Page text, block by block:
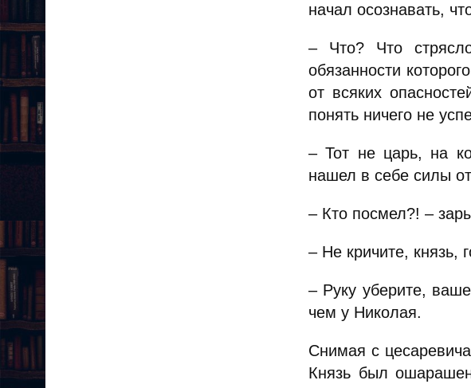
начал осознавать,
– Что? Что
обязанности
от всяких
понять ничего не
– Тот не царь, на
нашел в себе силы
– Кто посмел?! –
– Не кричите, князь,
– Руку уберите,
чем у Николая.
Снимая с
Князь был